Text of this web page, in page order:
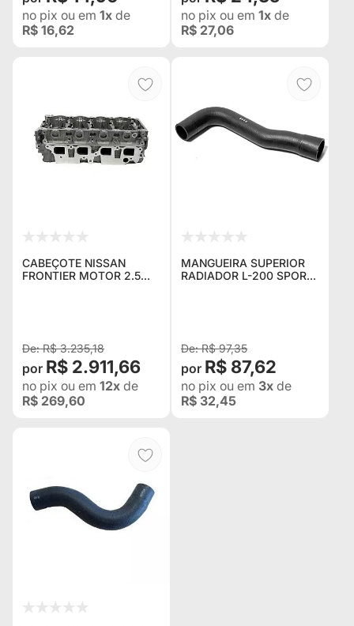
no pix ou em 1x de
R$ 16,62
no pix ou em 1x de
R$ 27,06
CABEÇOTE NISSAN
FRONTIER MOTOR 2.5
R$ 3.235,18
R$ 2.911,66
no pix ou em 12x de
R$ 269,60
MANGUEIRA SUPERIOR
RADIADOR L-200 SPORT
R$ 97,35
R$ 87,62
no pix ou em 3x de
R$ 32,45